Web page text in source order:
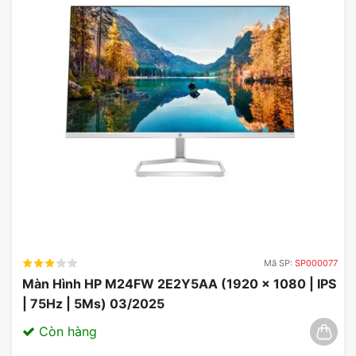
ROG Strix XG49VQ
cho phép hiển thị các
hình ảnh mượt mà, không bị nhòe hoặc giựt
giựt, tạo cảm giác chân thực và sống động.
4. Hỗ trợ kết nối đa dạng
DisplayPort, giúp người dùng dễ dàng kết
Mã SP: SP000077
Màn Hình HP M24FW 2E2Y5AA (1920 x 1080 | IPS
| 75Hz | 5Ms) 03/2025
Còn hàng